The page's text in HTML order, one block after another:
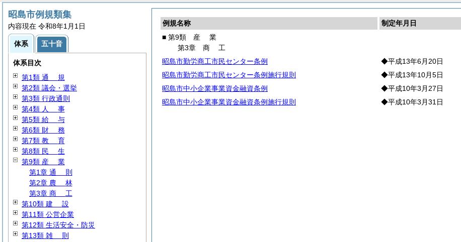
例規名称 制定年月日
■ 第9類 産 業
第3章 商 工
昭島市勤労商工市民センター条例
◆平成13年6月20日
昭島市勤労商工市民センター条例施行規則
◆平成13年10月5日
昭島市中小企業事業資金融資条例
◆平成10年3月27日
昭島市中小企業事業資金融資条例施行規則
◆平成10年3月31日
昭島市例規類集
内容現在 令和8年1月1日
体系 五十音
体系目次
第1類 通 規
第2類 議会・選挙
第3類 行政通則
第4類 人 事
第5類 給 与
第6類 財 務
第7類 教 育
第8類 民 生
第9類 産 業
第1章 通 則
第2章 農 林
第3章 商 工
第10類 建 設
第11類 公営企業
第12類 生活安全・防災
第13類 雑 則